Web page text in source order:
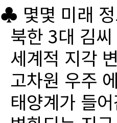
♣ 몇몇 미래 정
북한 3대 김
세계적 지각
고차원 우주
태양계가 들